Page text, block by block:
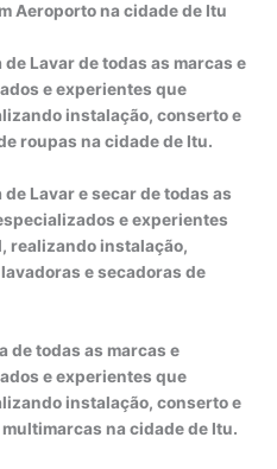
Aeroporto na cidade de Itu
Lavar de todas as marcas e
e experientes que
instalação, conserto e
roupas na cidade de Itu.
Lavar e secar de todas as
e experientes
realizando instalação,
e secadoras de
de todas as marcas e
e experientes que
instalação, conserto e
na cidade de Itu.